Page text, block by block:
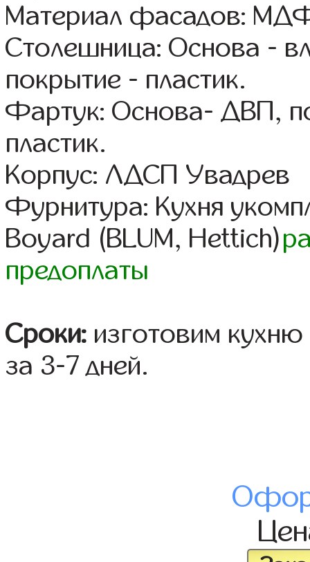
Материал фасадов:
Столешница: Основа -
покрытие - пластик.
Фартук: Основа- ДВП,
пластик.
Корпус: ЛДСП Увадрев
Фурнитура: Кухня
Boyard (BLUM, Hettich)
предоплаты
Сроки: изготовим
за 3-7 дней.